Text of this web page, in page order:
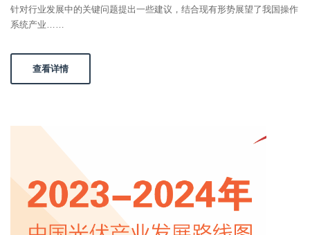
针对行业发展中的关键问题提出一些建议，结合现有形势展望了我国操作
系统产业……
查看详情